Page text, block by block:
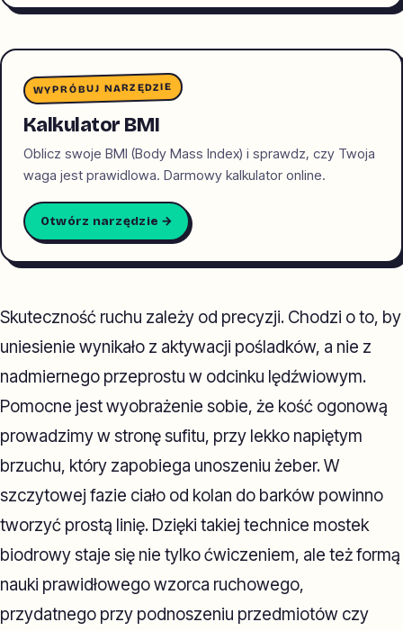
WYPRÓBUJ NARZĘDZIE
Kalkulator BMI
Oblicz swoje BMI (Body Mass Index) i sprawdz, czy Twoja
waga jest prawidlowa. Darmowy kalkulator online.
Otwórz narzędzie →
Skuteczność ruchu zależy od precyzji. Chodzi o to, by
uniesienie wynikało z aktywacji pośladków, a nie z
nadmiernego przeprostu w odcinku lędźwiowym.
Pomocne jest wyobrażenie sobie, że kość ogonową
prowadzimy w stronę sufitu, przy lekko napiętym
brzuchu, który zapobiega unoszeniu żeber. W
szczytowej fazie ciało od kolan do barków powinno
tworzyć prostą linię. Dzięki takiej technice mostek
biodrowy staje się nie tylko ćwiczeniem, ale też formą
nauki prawidłowego wzorca ruchowego,
przydatnego przy podnoszeniu przedmiotów czy